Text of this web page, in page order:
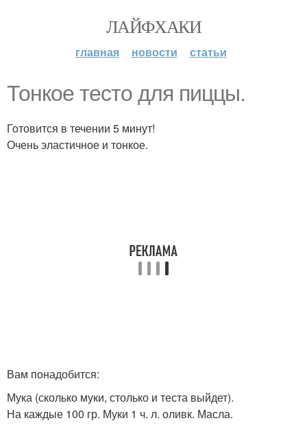
ЛАЙФХАКИ
главная новости статьи
Тонкое тесто для пиццы.
Готовится в течении 5 минут!
Очень эластичное и тонкое.
Вам понадобится:
Мука (сколько муки, столько и теста выйдет).
На каждые 100 гр. Муки 1 ч. л. оливк. Масла.